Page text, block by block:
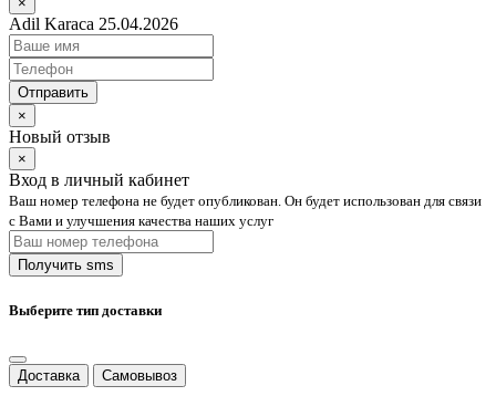
Adil Karaca 25.04.2026
Отправить
×
Новый отзыв
×
Вход в личный кабинет
Ваш номер телефона не будет опубликован. Он будет использован для связи
с Вами и улучшения качества наших услуг
Выберите тип доставки
Доставка Самовывоз